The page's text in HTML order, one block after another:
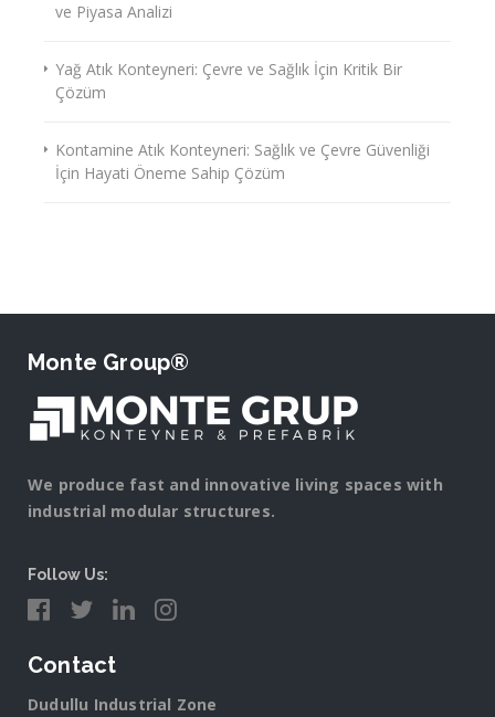
ve Piyasa Analizi
Yağ Atık Konteyneri: Çevre ve Sağlık İçin Kritik Bir
Çözüm
Kontamine Atık Konteyneri: Sağlık ve Çevre Güvenliği
İçin Hayati Öneme Sahip Çözüm
Monte Group®
We produce fast and innovative living spaces with
industrial modular structures.
Follow Us:
Contact
Dudullu Industrial Zone